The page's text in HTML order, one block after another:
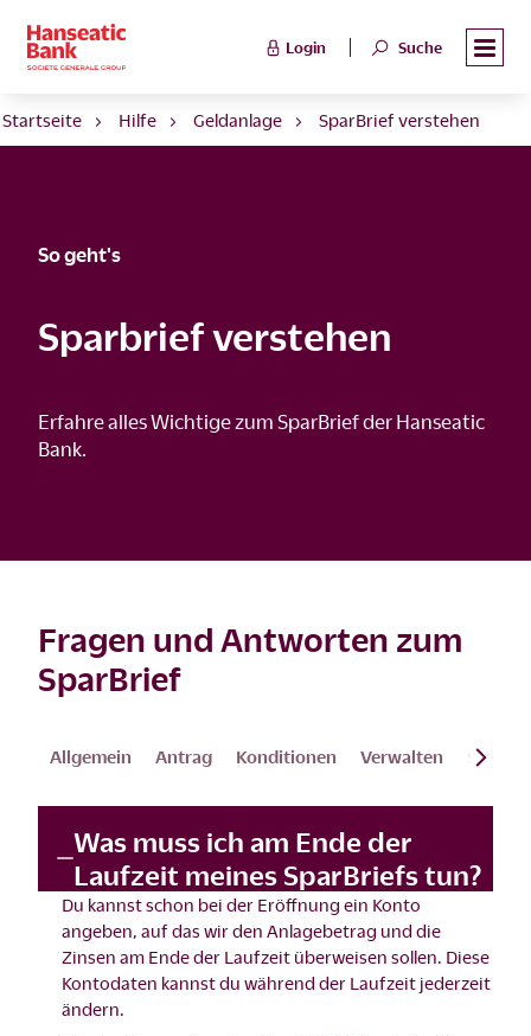
Login Suche
Startseite Hilfe Geldanlage SparBrief verstehen
So geht's
Sparbrief verstehen
Erfahre alles Wichtige zum SparBrief der Hanseatic
Bank.
Fragen und Antworten zum
SparBrief
Allgemein Antrag Konditionen Verwalten Steuern
Was muss ich am Ende der
Laufzeit meines SparBriefs tun?
Du kannst schon bei der Eröffnung ein Konto
angeben, auf das wir den Anlagebetrag und die
Zinsen am Ende der Laufzeit überweisen sollen. Diese
Kontodaten kannst du während der Laufzeit jederzeit
ändern.